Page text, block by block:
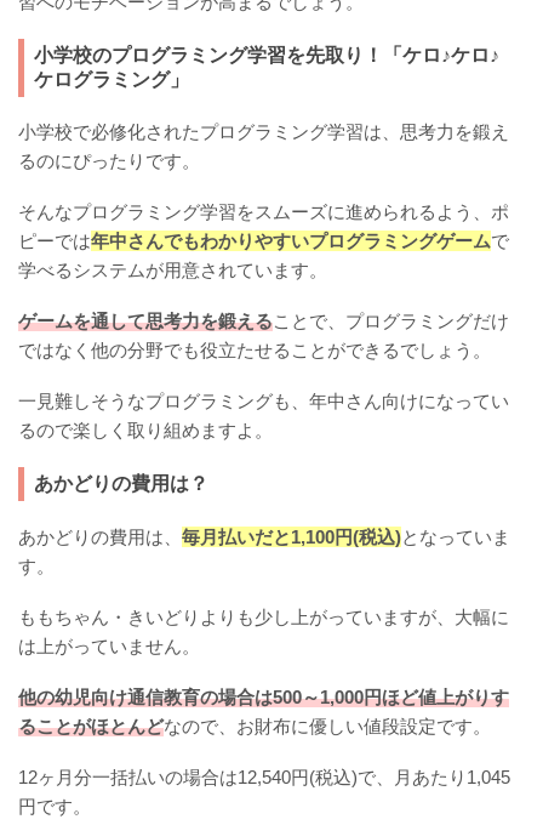
小学校のプログラミング学習を先取り！「ケロ♪ケロ♪
ケログラミング」
小学校で必修化されたプログラミング学習は、思考力を鍛え
るのにぴったりです。
そんなプログラミング学習をスムーズに進められるよう、ポ
ピーでは年中さんでもわかりやすいプログラミングゲームで
学べるシステムが用意されています。
ゲームを通して思考力を鍛えることで、プログラミングだけ
ではなく他の分野でも役立たせることができるでしょう。
一見難しそうなプログラミングも、年中さん向けになってい
るので楽しく取り組めますよ。
あかどりの費用は？
あかどりの費用は、 毎月払いだと1,100円(税込)となっていま
す。
ももちゃん・きいどりよりも少し上がっていますが、大幅に
は上がっていません。
他の幼児向け通信教育の場合は500～1,000円ほど値上がりす
ることがほとんどなので、お財布に優しい値段設定です。
12ヶ月分一括払いの場合は12,540円(税込)で、月あたり1,045
円です。